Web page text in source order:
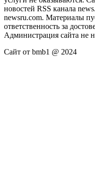
новостей RSS канала
newsru.com. Материалы
ответственность за
Администрация сайта не
Сайт от bmb1 @ 2024